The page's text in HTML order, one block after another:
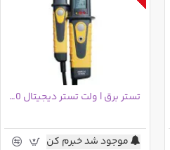
تستر برق | ولت تستر دیجیتال ST-9030
موجود شد خبرم کن